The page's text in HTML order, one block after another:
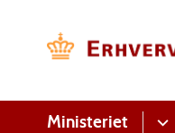
Ministeriet